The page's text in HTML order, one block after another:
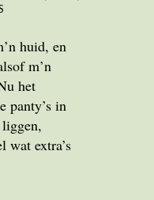
huid, en
m’n
het
panty’s in
wat extra’s